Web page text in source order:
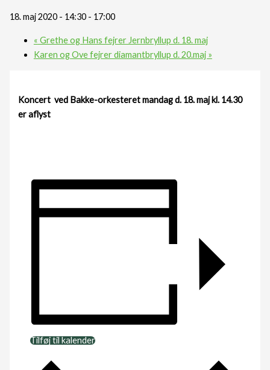
18. maj 2020 - 14:30- 17:00
« Grethe og Hans fejrer Jernbryllup d. 18. maj
Karen og Ove fejrer diamantbryllup d. 20.maj »
Koncert ved Bakke-orkesteret mandag d. 18. maj kl. 14.30
er aflyst
Tilføj til kalender